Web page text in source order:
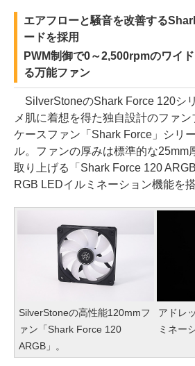
エアフローと騒音を改善する
ードを採用
PWM制御で0～2,500rpmのワイ
る万能ファン
SilverStoneのShark Force 120シ
メ肌に着想を得た独自設計のファ
ケースファン「Shark Force」シリ
ル。ファンの厚みは標準的な25mm
取り上げる「Shark Force 120
RGB LEDイルミネーション機能を
SilverStoneの高性能120mmフ
ァン「Shark Force 120
ARGB」。
アドレ
ミネー